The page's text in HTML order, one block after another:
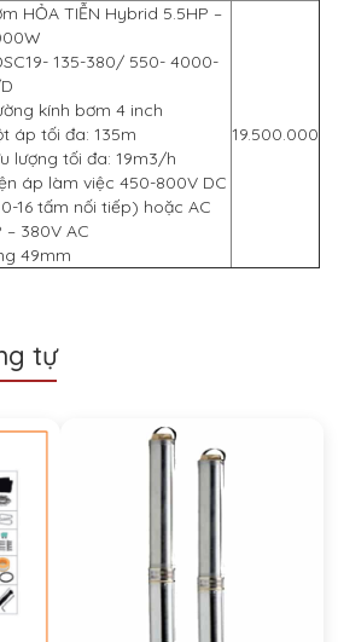
HỎA TIỄN Hybrid 5.5HP –
135-380/ 550- 4000-
kính bơm 4 inch
áp tối đa: 135m
lượng tối đa: 19m3/h
áp làm việc 450-800V DC
16 tấm nối tiếp) hoặc AC
– 380V AC
49mm
19.500.000
tự